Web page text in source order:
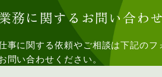
務に関するお問い合わせ
事に関する依頼やご相談は下記のフ
問い合わせください。